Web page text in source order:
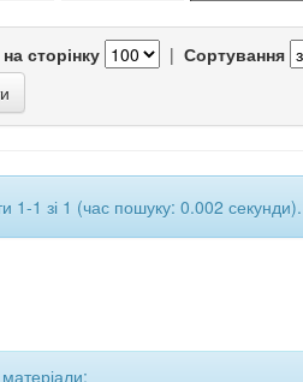
сторінку | Сортування
1-1 зі 1 (час пошуку: 0.002 секунди).